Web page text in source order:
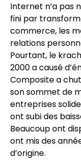
Internet n’a pas
fini par
commerce, les
relations
Pourtant, le
2000 a causé
Composite a
son sommet de
entreprises
ont subi des
Beaucoup ont
ont mis des
d’origine.